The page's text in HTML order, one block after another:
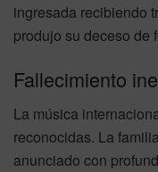
ingresada recibiendo
produjo su deceso de
Fallecimiento
La música
reconocidas. La
anunciado con